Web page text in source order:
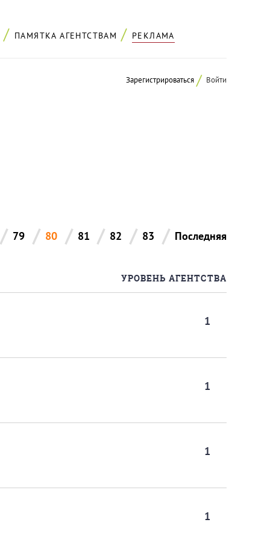
ПАМЯТКА АГЕНТСТВАМ РЕКЛАМА
Зарегистрироваться Войти
/ 79 / 80 / 81 / 82 / 83 / Последняя
УРОВЕНЬ АГЕНТСТВА
1
1
1
1